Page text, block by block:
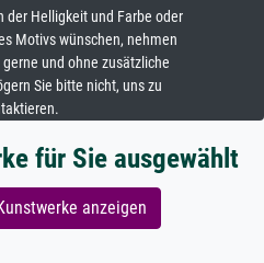
der Helligkeit und Farbe oder
Motivs wünschen, nehmen
und ohne zusätzliche
Sie bitte nicht, uns zu
für Sie ausgewählt
anzeigen